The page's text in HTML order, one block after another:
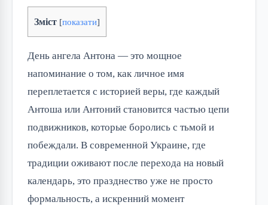
Зміст [показати]
День ангела Антона — это мощное
напоминание о том, как личное имя
переплетается с историей веры, где каждый
Антоша или Антоний становится частью цепи
подвижников, которые боролись с тьмой и
побеждали. В современной Украине, где
традиции оживают после перехода на новый
календарь, это празднество уже не просто
формальность, а искренний момент